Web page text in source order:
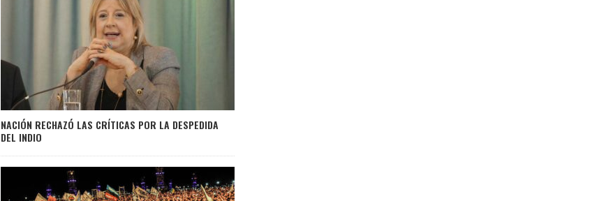
NACIÓN RECHAZÓ LAS CRÍTICAS POR LA DESPEDIDA
DEL INDIO